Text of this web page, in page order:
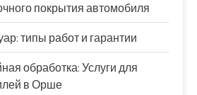
покрытия автомобиля
типы работ и гарантии
обработка: Услуги для
в Орше